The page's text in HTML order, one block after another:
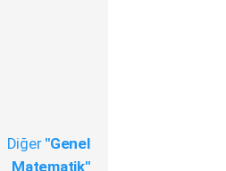
Diğer "Genel
Matematik"